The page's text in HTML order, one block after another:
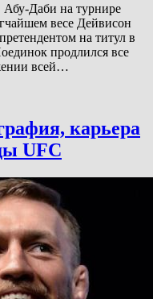
Даби на турнире
весе Дейвисон
на титул в
продлился все
всей…
карьера
UFC